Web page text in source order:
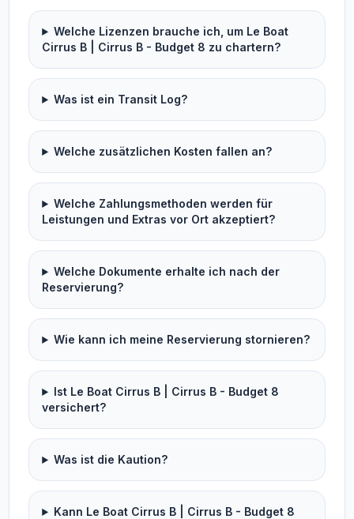
Welche Lizenzen brauche ich, um Le Boat
Cirrus B | Cirrus B - Budget 8 zu chartern?
Was ist ein Transit Log?
Welche zusätzlichen Kosten fallen an?
Welche Zahlungsmethoden werden für
Leistungen und Extras vor Ort akzeptiert?
Welche Dokumente erhalte ich nach der
Reservierung?
Wie kann ich meine Reservierung stornieren?
Ist Le Boat Cirrus B | Cirrus B - Budget 8
versichert?
Was ist die Kaution?
Kann Le Boat Cirrus B | Cirrus B - Budget 8